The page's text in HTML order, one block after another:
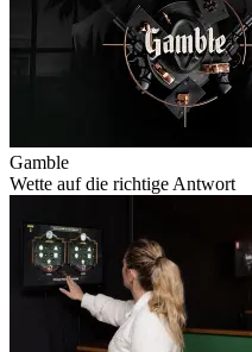
Gamble
Wette auf die richtige Antwort